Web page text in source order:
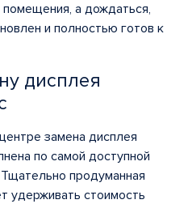
а дождаться,
и полностью готов к
дисплея
замена дисплея
по самой доступной
продуманная
удерживать стоимость